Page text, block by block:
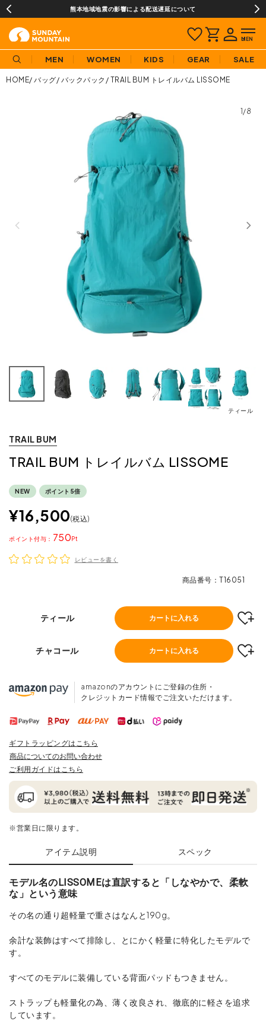
熊本地域地震の影響による配送遅延について
MEN WOMEN KIDS GEAR SALE
HOME バッグ バックパック TRAIL BUM トレイルバム LISSOME
1/8
ティール
TRAIL BUM
TRAIL BUM トレイルバム LISSOME
NEW ポイント5倍
¥16,500 税込
750
ポイント
レビューを書く
商品番号 T16051
ティール カートに入れる
チャコール カートに入れる
amazonのアカウントにご登録の住所・
クレジットカード情報でご注文いただけます。
ギフトラッピングはこちら
商品についてのお問い合わせ
ご利用ガイドはこちら
※営業日に限ります。
アイテム説明 スペック
モデル名のLISSOMEは直訳すると「しなやかで、柔軟
な」という意味
その名の通り超軽量で重さはなんと190g。
余計な装飾はすべて排除し、とにかく軽量に特化したモデルで
す。
すべてのモデルに装備している背面パッドもつきません。
ストラップも軽量化の為、薄く改良され、徹底的に軽さを追求
しています。